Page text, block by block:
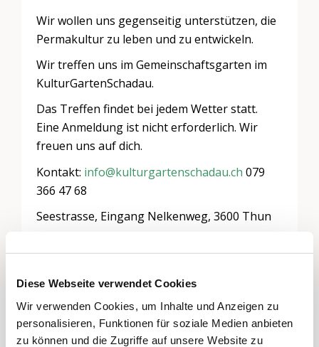
Diese Webseite verwendet Cookies
Wir verwenden Cookies, um Inhalte und Anzeigen zu
personalisieren, Funktionen für soziale Medien anbieten
zu können und die Zugriffe auf unsere Website zu
Wir wollen uns gegenseitig unterstützen, die
Permakultur zu leben und zu entwickeln.
Wir treffen uns im Gemeinschaftsgarten im
KulturGartenSchadau.
Das Treffen findet bei jedem Wetter statt.
Eine Anmeldung ist nicht erforderlich. Wir
freuen uns auf dich.
Kontakt: info@kulturgartenschadau.ch 079
366 47 68
Seestrasse, Eingang Nelkenweg, 3600 Thun
Sie müssenangemeldet sein, um einen
Kommentar abzugeben.